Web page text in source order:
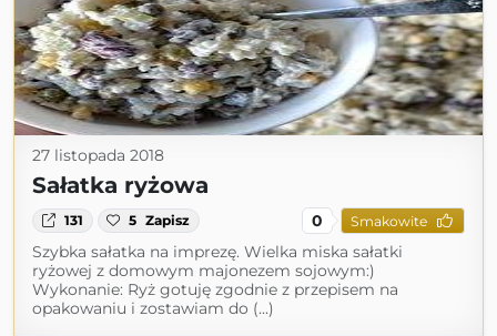
27 listopada 2018
Sałatka ryżowa
131 5 Zapisz 0 Smakowite
Szybka sałatka na imprezę. Wielka miska sałatki
ryżowej z domowym majonezem sojowym:)
Wykonanie: Ryż gotuję zgodnie z przepisem na
opakowaniu i zostawiam do (...)